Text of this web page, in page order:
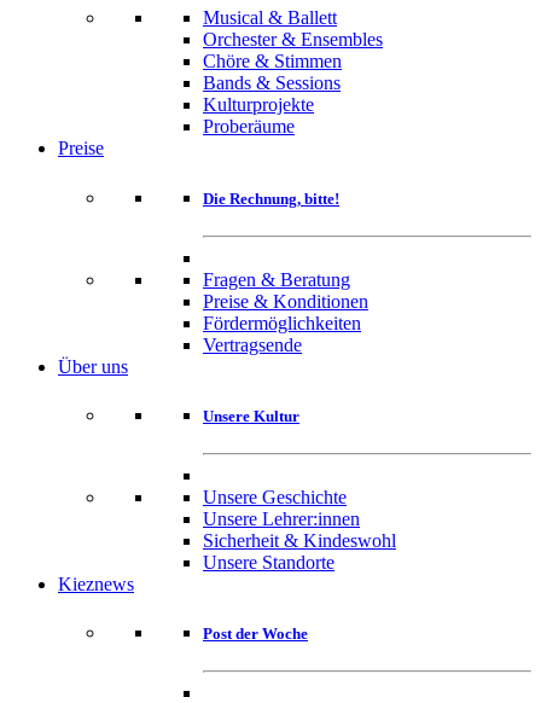
Musical & Ballett
Orchester & Ensembles
Chöre & Stimmen
Bands & Sessions
Kulturprojekte
Proberäume
Preise
Die Rechnung, bitte!
Fragen & Beratung
Preise & Konditionen
Fördermöglichkeiten
Vertragsende
Über uns
Unsere Kultur
Unsere Geschichte
Unsere Lehrer:innen
Sicherheit & Kindeswohl
Unsere Standorte
Kieznews
Post der Woche